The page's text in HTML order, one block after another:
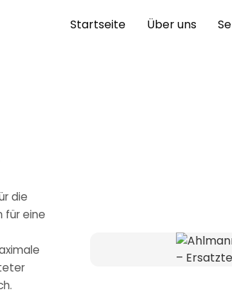
Startseite Über uns
die
für eine